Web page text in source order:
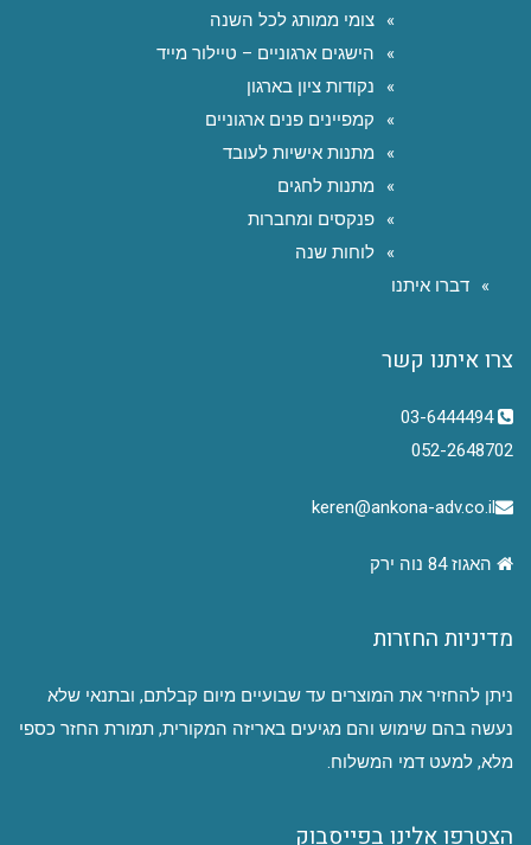
צומי ממותג לכל השנה
הישגים ארגוניים – טיילור מייד
נקודות ציון בארגון
קמפיינים פנים ארגוניים
מתנות אישיות לעובד
מתנות לחגים
פנקסים ומחברות
לוחות שנה
דברו איתנו
צרו איתנו קשר
03-6444494
052-2648702
keren@ankona-adv.co.il
האגוז 84 נוה ירק
מדיניות החזרות
ניתן להחזיר את המוצרים עד שבועיים מיום קבלתם, ובתנאי שלא
נעשה בהם שימוש והם מגיעים באריזה המקורית, תמורת החזר כספי
מלא, למעט דמי המשלוח.
הצטרפו אלינו בפייסבוק